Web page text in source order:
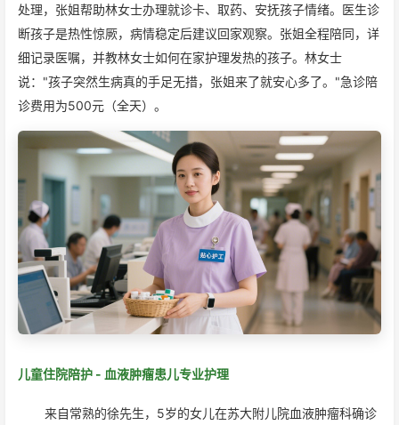
处理，张姐帮助林女士办理就诊卡、取药、安抚孩子情绪。医生诊
断孩子是热性惊厥，病情稳定后建议回家观察。张姐全程陪同，详
细记录医嘱，并教林女士如何在家护理发热的孩子。林女士
说："孩子突然生病真的手足无措，张姐来了就安心多了。"急诊陪
诊费用为500元（全天）。
儿童住院陪护 - 血液肿瘤患儿专业护理
来自常熟的徐先生，5岁的女儿在苏大附儿院血液肿瘤科确诊